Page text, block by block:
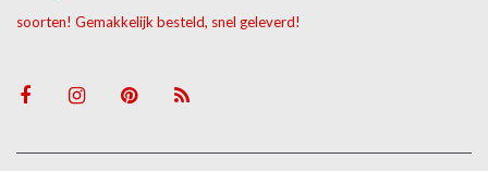
soorten! Gemakkelijk besteld, snel geleverd!